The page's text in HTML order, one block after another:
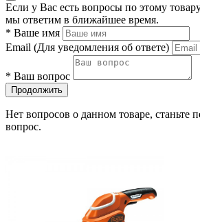
Если у Вас есть вопросы по этому
мы ответим в ближайшее время.
* Ваше имя
Email (Для уведомления об ответе)
* Ваш вопрос
Продолжить
Нет вопросов о данном товаре, станьте
вопрос.